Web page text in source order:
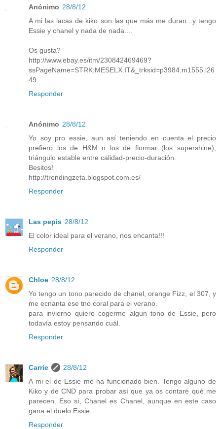
Anónimo 28/8/12
A mi las lacas de kiko son las que más me duran...y tengo
Essie y chanel y nada de nada....
Os gusta?
http://www.ebay.es/itm/230842469469?
ssPageName=STRK:MESELX:IT&_trksid=p3984.m1555.l26
49
Responder
Anónimo 28/8/12
Yo soy pro essie, aun así teniendo en cuenta el precio
prefiero los de H&M o los de flormar (los supershine),
triángulo estable entre calidad-precio-duración.
Besitos!
http://trendingzeta.blogspot.com.es/
Responder
Las pepis 28/8/12
El color ideal para el verano, nos encanta!!!
Responder
Chloe 28/8/12
Yo tengo un tono parecido de chanel, orange Fizz, el 307, y
me ecnanta ese tno coral para el verano.
para invierno quiero cogerme algun tono de Essie, pero
todavía estoy pensando cuál.
Responder
Carrie
28/8/12
A mi el de Essie me ha funcionado bien. Tengo alguno de
Kiko y de CND para probar así que ya os contaré qué me
parecen. Eso sí, Chanel es Chanel, aunque en este caso
gana el duelo Essie
Responder